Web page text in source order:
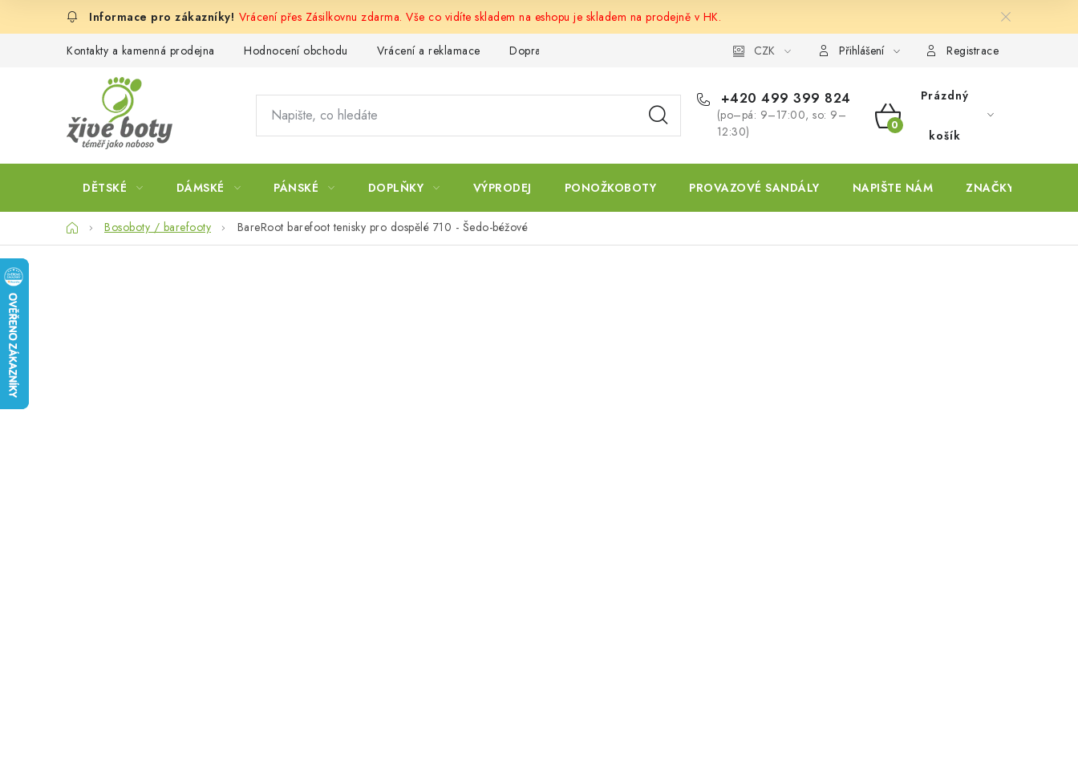
Vrácení přes Zásilkovnu zdarma. Vše co vidíte skladem na eshopu je skladem na prodejně v HK.
Kontakty a kamenná prodejna Hodnocení obchodu Vrácení a reklamace Doprava a platba CZK Přihlášení Registrace
+420 499 399 824
(po–pá: 9–17:00, so: 9–
12:30)
NÁKUPNÍ
KOŠÍK
Prázdný
košík
DĚTSKÉ DÁMSKÉ PÁNSKÉ DOPLŇKY VÝPRODEJ PONOŽKOBOTY PROVAZOVÉ SANDÁLY NAPIŠTE NÁM ZNAČKY
DomůBosoboty / barefooty BareRoot barefoot tenisky pro dospělé 710 - Šedo-béžové